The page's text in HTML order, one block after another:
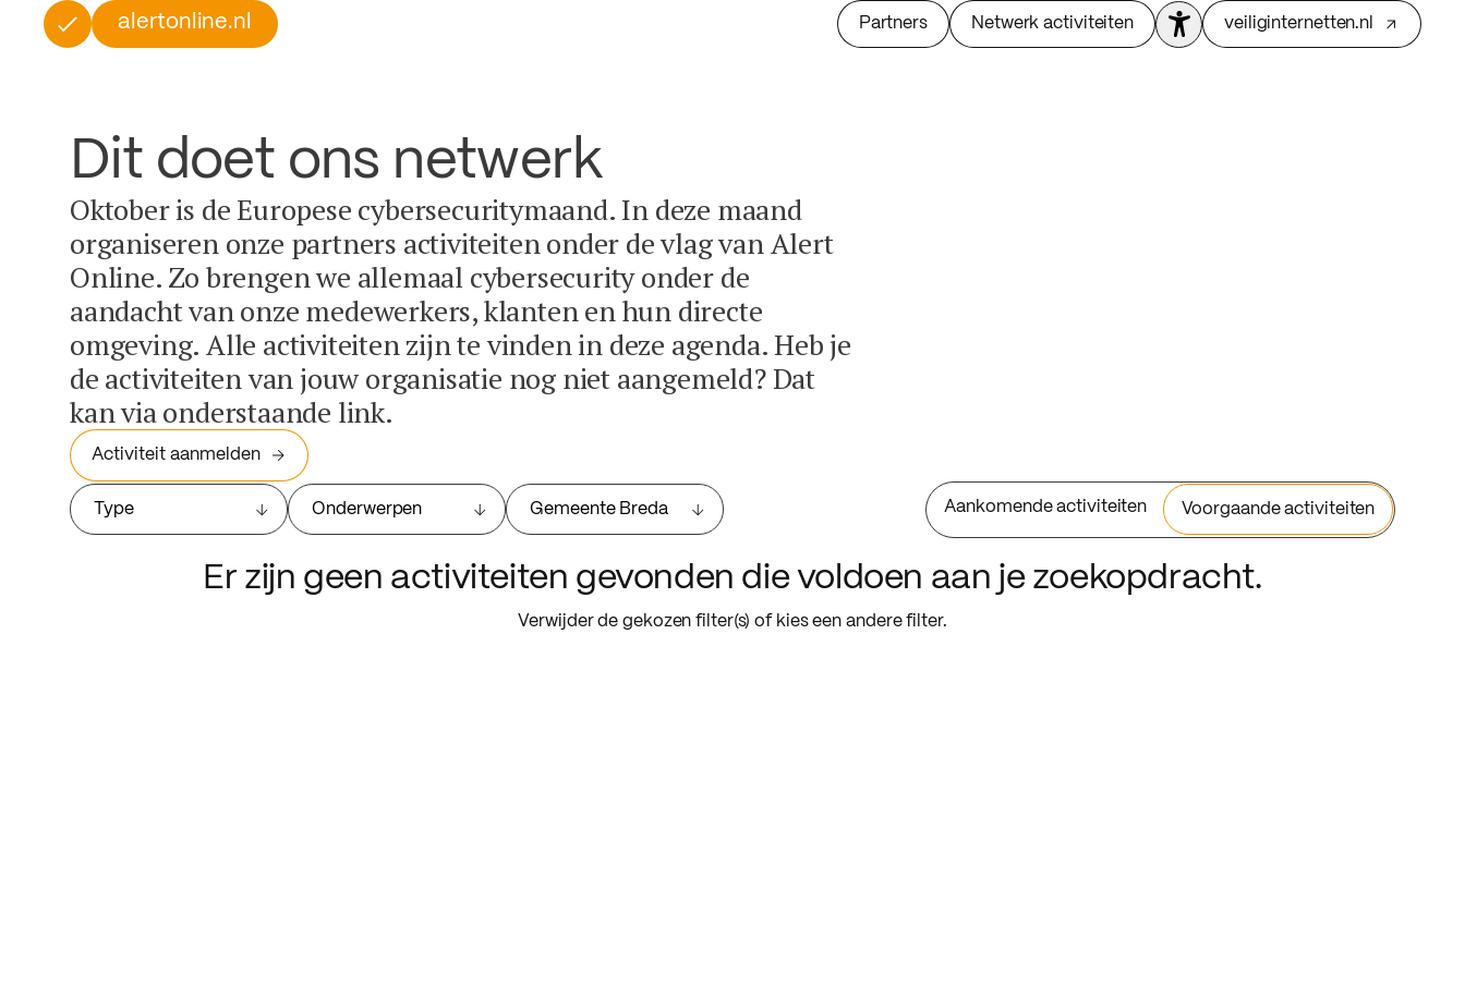
alertonline.nl Partners Netwerk activiteiten veiliginternetten.nl
Dit doet ons netwerk
Oktober is de Europese cybersecuritymaand. In deze maand
organiseren onze partners activiteiten onder de vlag van Alert
Online. Zo brengen we allemaal cybersecurity onder de
aandacht van onze medewerkers, klanten en hun directe
omgeving. Alle activiteiten zijn te vinden in deze agenda. Heb je
de activiteiten van jouw organisatie nog niet aangemeld? Dat
kan via onderstaande link.
Activiteit aanmelden
Type Onderwerpen Gemeente Breda Aankomende activiteiten Voorgaande activiteiten
Er zijn geen activiteiten gevonden die voldoen aan je zoekopdracht.
Verwijder de gekozen filter(s) of kies een andere filter.